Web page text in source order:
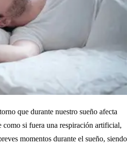
que durante nuestro sueño afecta
como si fuera una respiración artificial,
momentos durante el sueño, siendo